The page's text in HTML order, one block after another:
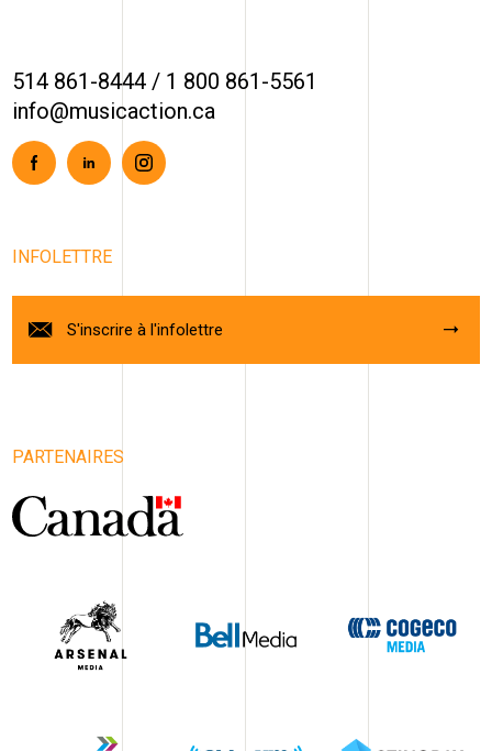
514 861-8444 / 1 800 861-5561
info@musicaction.ca
FacebookLinkedinInstagram
INFOLETTRE
S'inscrire à l'infolettre
PARTENAIRES